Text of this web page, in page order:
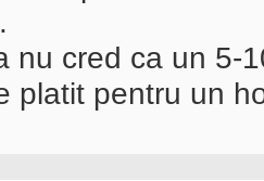
nu cred ca un 5-
platit pentru un